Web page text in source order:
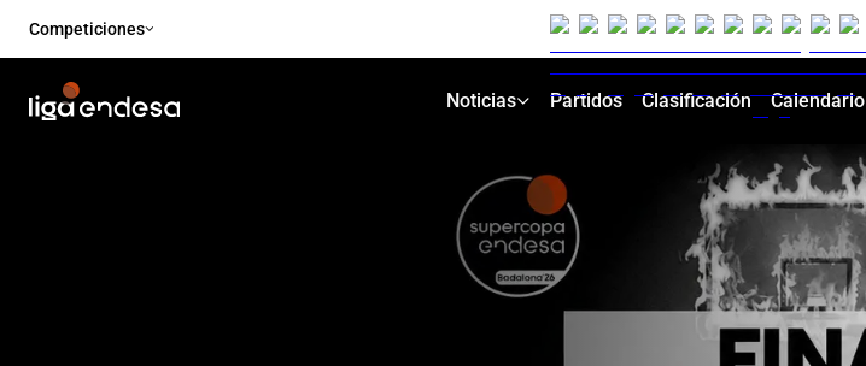
Competiciones
Noticias Partidos Clasificación Calendario